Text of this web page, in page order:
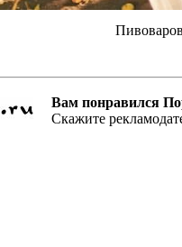
Вам понравился
Скажите